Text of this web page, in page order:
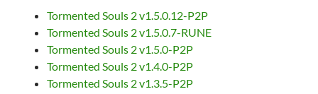
Tormented Souls 2 v1.5.0.12-P2P
Tormented Souls 2 v1.5.0.7-RUNE
Tormented Souls 2 v1.5.0-P2P
Tormented Souls 2 v1.4.0-P2P
Tormented Souls 2 v1.3.5-P2P